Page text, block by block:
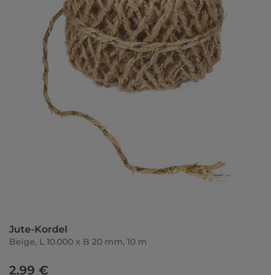
Jute-Kordel
Beige, L 10.000 x B 20 mm, 10 m
2,99 €